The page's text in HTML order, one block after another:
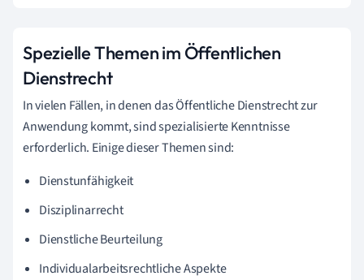
Spezielle Themen im Öffentlichen
Dienstrecht
In vielen Fällen, in denen das Öffentliche Dienstrecht zur
Anwendung kommt, sind spezialisierte Kenntnisse
erforderlich. Einige dieser Themen sind:
Dienstunfähigkeit
Disziplinarrecht
Dienstliche Beurteilung
Individualarbeitsrechtliche Aspekte